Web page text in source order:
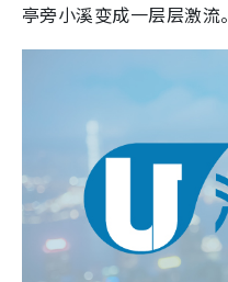
亭旁小溪变成一层层激流。